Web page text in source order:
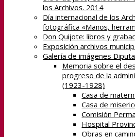
los Archivos. 2014
Día internacional de los
fotográfica «Manos,
Don Quijote: libros y
Exposición archivos
Galería de imágenes
Memoria sobre el
progreso de la
(1923-1928)
Casa de
Casa de
Comisión
Hospital
Obras en